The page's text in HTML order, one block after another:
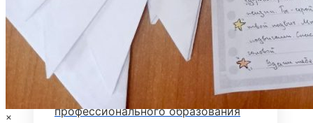
План приема
Особые права и преимущества
Учет индивидуальных достижений
Поступление на базе среднего
профессионального образования
×